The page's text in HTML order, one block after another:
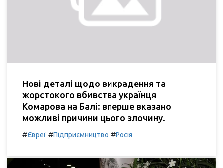
Нові деталі щодо викрадення та
жорстокого вбивства українця
Комарова на Балі: вперше вказано
можливі причини цього злочину.
#Євреї #Підприємництво #Росія